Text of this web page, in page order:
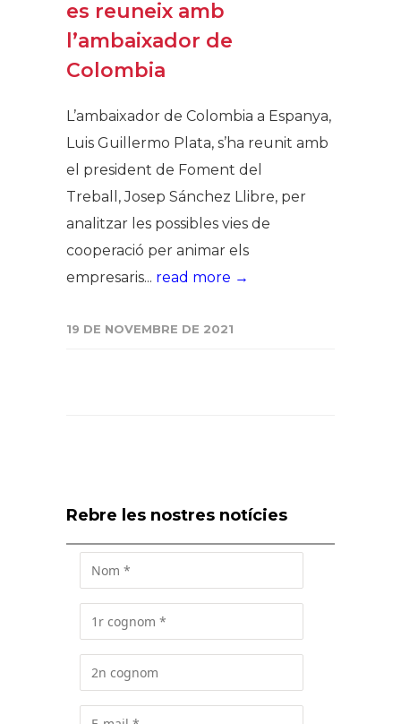
es reuneix amb
l’ambaixador de
Colombia
L’ambaixador de Colombia a Espanya,
Luis Guillermo Plata, s’ha reunit amb
el president de Foment del
Treball, Josep Sánchez Llibre, per
analitzar les possibles vies de
cooperació per animar els
empresaris... read more →
19 DE NOVEMBRE DE 2021
Rebre les nostres notícies